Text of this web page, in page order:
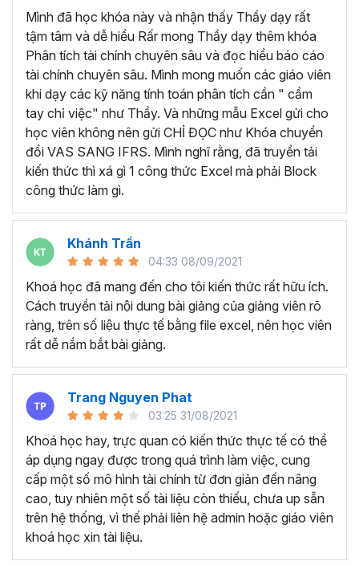
Mô hình tài chính là mộtbản tóm tắt về chi phí và
thu nhậpcủa công ty, từ đó tính toán sự ảnh
hưởng, tác động của một sự kiện có quyết định gì
đến tương lai.
Phân tích tài chính cung cấp dữ liệu và thông tin cần
thiết để hỗ trợ doanh nghiệp trong quá trình
giao
dịch
và đám phánvới các bên liên quan như nhà
đầu tư, đối tác, ngân hàng. Khi đó một mô hình tài
chính và báo cáo tài chính sẽ giúp cho doanh nghiệp
tăng cơ hội thành công và giảm thiểu rủi ro.
Nội dung chính của khóa học
phân tích BCTC và xây dựng
mô hình tài chính tại Gitiho
Khóa học gồm có
5 chương, 43 bài giảng với thời
lượng học là 4h38 phút
, bạn sẽ được học những kiến
thức sau:
nghiệp
Bạn sẽ hiểu được Mục tiêu của đọc Báo cáo tài
chính, hiểu về Mô hình kinh doanh và biết được Báo
cáo kết quả hoạt động kinh doanh nói lên điều gì về
doanh nghiệp (CỰC CHI TIẾT).
Nắm được cách đọc, hiểu bảng cân đối kế toán
(CHI TIẾT). Bên cạnh đó hiểu sâu về báo cáo lưu
chuyển tiền tệ và tổng kết các vấn đề lưu ý khi Đọc
- Phân tích BCTC.
Mình đã học khóa này và nhận thấy Thầy dạy rất
tậm tâm và dễ hiểu Rấr mong Thầy dạy thêm khóa
Phân tích tài chính chuyên sâu và đọc hiểu báo cáo
tài chính chuyên sâu. Mình mong muốn các giáo viên
khi dạy các kỹ năng tính toán phân tích cần " cầm
tay chỉ việc" như Thầy. Và những mẫu Excel gửi cho
học viên không nên gửi CHỈ ĐỌC như Khóa chuyển
đổi VAS SANG IFRS. Mình nghĩ rằng, đã truyền tải
kiến thức thì xá gì 1 công thức Excel mà phải Block
công thức làm gì.
Khánh Trần
04:33 08/09/2021
Khoá học đã mang đến cho tôi kiến thức rất hữu ích.
Cách truyền tải nội dung bài giảng của giảng viên rõ
ràng, trên số liệu thực tế bằng file excel, nên học viên
rất dễ nắm bắt bài giảng.
Trang Nguyen Phat
03:25 31/08/2021
Khoá học hay, trực quan có kiến thức thực tế có thể
áp dụng ngay được trong quá trình làm việc, cung
cấp một số mô hình tài chính từ đơn giản đến nâng
cao, tuy nhiên một số tài liệu còn thiếu, chưa up sẵn
trên hệ thống, vì thế phải liên hệ admin hoặc giáo viên
khoá học xin tài liệu.